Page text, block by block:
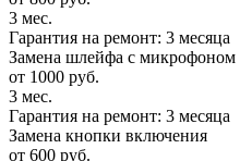
3 мес.
Гарантия на ремонт: 3 месяца
Замена шлейфа с микрофоном
от 1000 руб.
3 мес.
Гарантия на ремонт: 3 месяца
Замена кнопки включения
от 600 руб.